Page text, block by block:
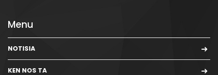
Menu
NOTISIA
KEN NOS TA